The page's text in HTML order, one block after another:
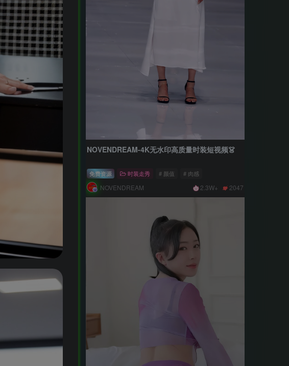
NOVENDREAM-4K无水印高质量时装短视频👗
免费资源 时装走秀 # 颜值 # 肉感
NOVENDREAM 2.3W+ 2047